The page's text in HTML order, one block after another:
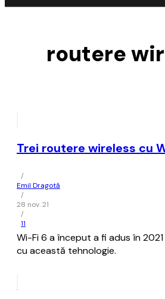
routere
Trei routere wireless cu
/
Emil Dragotă
/
28 nov. 21
/
11
Wi-Fi 6 a început a fi adus în
cu această tehnologie.